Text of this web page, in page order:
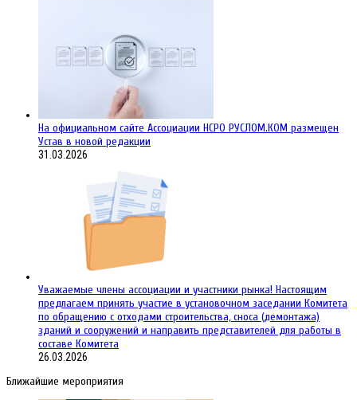
На официальном сайте Ассоциации НСРО РУСЛОМ.КОM размещен
Устав в новой редакции
31.03.2026
Уважаемые члены ассоциации и участники рынка! Настоящим
предлагаем принять участие в установочном заседании Комитета
по обращению с отходами строительства, сноса (демонтажа)
зданий и сооружений и направить представителей для работы в
составе Комитета
26.03.2026
Ближайшие мероприятия